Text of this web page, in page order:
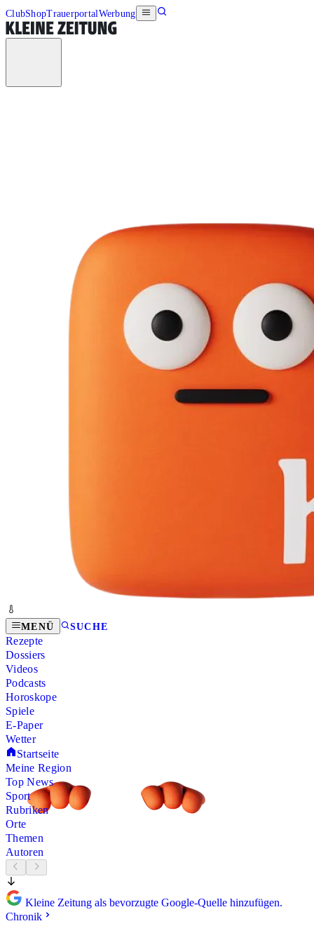
ClubShopTrauerportalWerbung
MENÜ SUCHE
Rezepte
Dossiers
Videos
Podcasts
Horoskope
Spiele
E-Paper
Wetter
Startseite
Meine Region
Top News
Sport
Rubriken
Orte
Themen
Autoren
Kleine Zeitung als bevorzugte Google-Quelle hinzufügen.
Chronik